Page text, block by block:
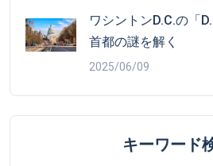
ワシントンD.C.の「
首都の謎を解く
2025/06/09
キーワード